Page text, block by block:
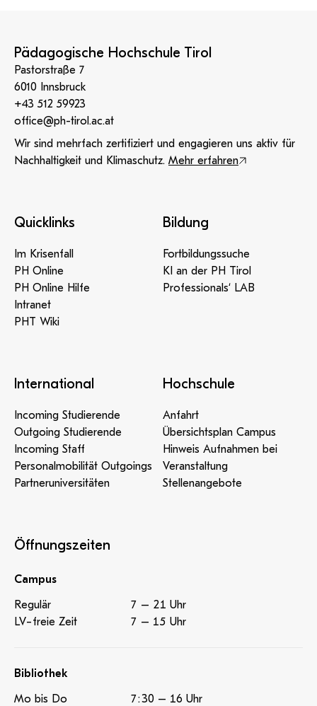
Pädagogische Hochschule Tirol
Pastorstraße 7
6010 Innsbruck
+43 512 59923
office@ph-tirol.ac.at
Wir sind mehrfach zertifiziert und engagieren uns aktiv für
Nachhaltigkeit und Klimaschutz. Mehr erfahren
Quicklinks
Im Krisenfall
PH Online
PH Online Hilfe
Intranet
PHT Wiki
Bildung
Fortbildungssuche
KI an der PH Tirol
Professionals‘ LAB
International
Incoming Studierende
Outgoing Studierende
Incoming Staff
Personalmobilität Outgoings
Partneruniversitäten
Hochschule
Anfahrt
Übersichtsplan Campus
Hinweis Aufnahmen bei
Veranstaltung
Stellenangebote
Öffnungszeiten
Campus
Regulär
7 – 21 Uhr
LV-freie Zeit
7 – 15 Uhr
Bibliothek
Mo bis Do
7:30 – 16 Uhr